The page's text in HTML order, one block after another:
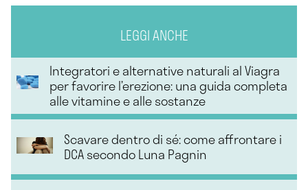
LEGGI ANCHE
Integratori e alternative naturali al Viagra
per favorire l’erezione: una guida completa
alle vitamine e alle sostanze
Scavare dentro di sé: come affrontare i
DCA secondo Luna Pagnin